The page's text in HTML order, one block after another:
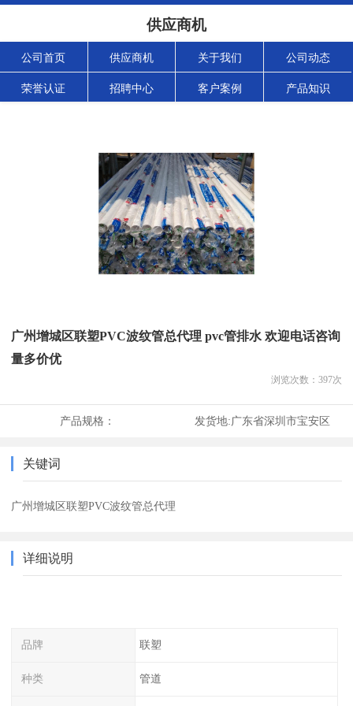
供应商机
公司首页 供应商机 关于我们 公司动态
荣誉认证 招聘中心 客户案例 产品知识
广州增城区联塑PVC波纹管总代理 pvc管排水 欢迎电话咨询
量多价优
浏览次数： 397次
产品规格： 发货地:广东省深圳市宝安区
关键词
广州增城区联塑PVC波纹管总代理
详细说明
品牌 联塑
种类 管道